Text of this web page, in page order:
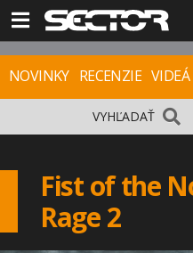
NOVINKY RECENZIE VIDEÁ
VYHĽADAŤ
Fist of the
Rage 2